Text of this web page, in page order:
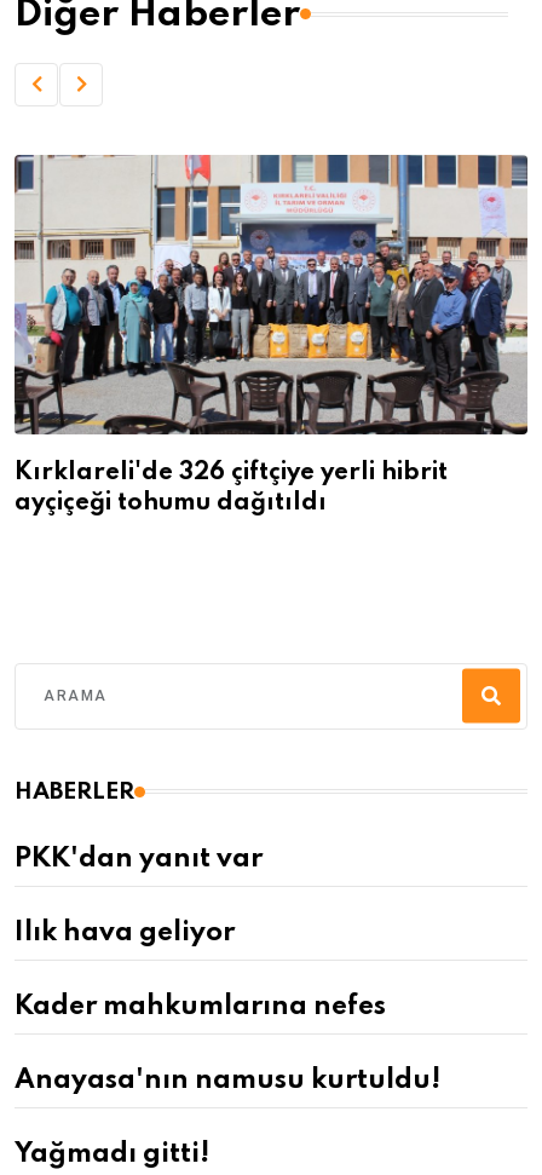
Diğer Haberler
Kırklareli'de 326 çiftçiye yerli hibrit
ayçiçeği tohumu dağıtıldı
HABERLER
PKK'dan yanıt var
Ilık hava geliyor
Kader mahkumlarına nefes
Anayasa'nın namusu kurtuldu!
Yağmadı gitti!